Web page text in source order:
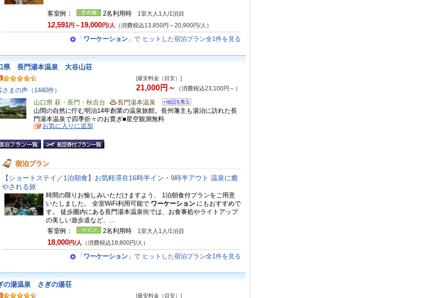
客室例： 2名利用時 1室大人1人/1泊目
12,591円～ 19,000円/人 （消費税込13,850円～20,900円/人）
「ワーケーション 」で ヒットした宿泊プラン全1件を見る
県 長門湯本温泉 大谷山荘
さまの声（1440件）
[最安料金（目安）]
21,000円～ （消費税込23,100円～）
山口県 萩・長門・秋吉台
長門湯本温泉
山間の自然に佇む明治14年創業の温泉旅館。長州藩主も湯治に訪れた長
門湯本温泉で四季折々のお寛ぎ■星空観測無料
お気に入りに追加
宿泊プラン
【ショートステイ／1泊朝食】お気軽滞在16時半イン・9時半アウト 温泉に癒
やされる旅
時間の限りお愉しみいただけますよう、 1泊朝食付プランをご用意
いたしました。 全室WiFi利用可能で ワーケーション にもおすすめで
す。 徒歩圏内にある長門湯本温泉街では、お食事処やライトアップ
の美しい遊歩道など、...
客室例：
2名利用時 1室大人1人/1泊目
18,000円/人 （消費税込19,800円/人）
「ワーケーション 」で ヒットした宿泊プラン全1件を見る
の湯温泉 さぎの湯荘
[最安料金（目安）]